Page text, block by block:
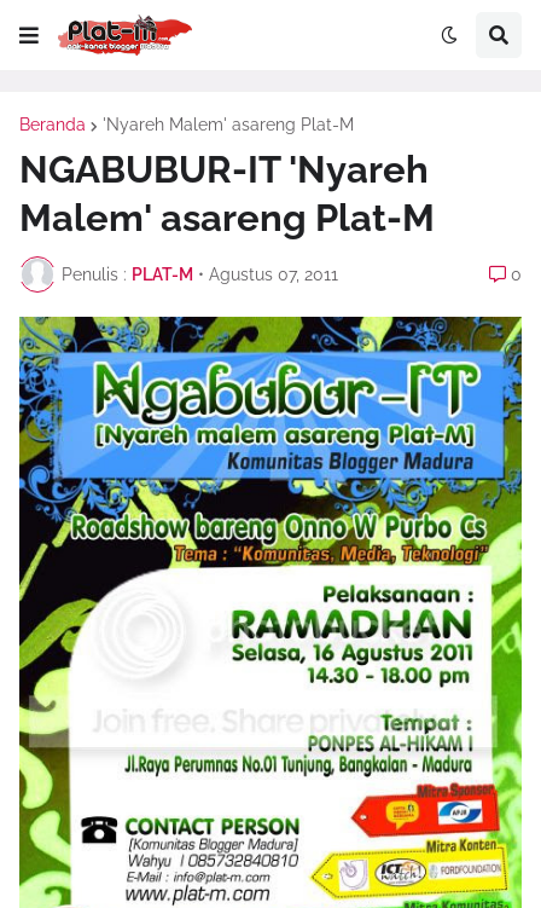
Beranda 'Nyareh Malem' asareng Plat-M
NGABUBUR-IT 'Nyareh
Malem' asareng Plat-M
Penulis : PLAT-M • Agustus 07, 2011 0